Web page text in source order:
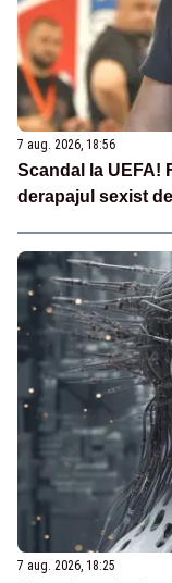
7 aug. 2026, 18:56
Scandal la UEFA!
derapajul sexist
7 aug. 2026, 18:25